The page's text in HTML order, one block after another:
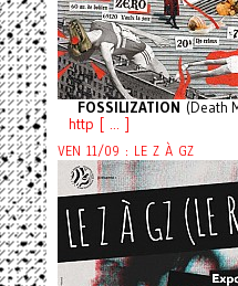
FOSSILIZATION (Death
http [ ... ]
VEN 11/09 : LE Z À GZ